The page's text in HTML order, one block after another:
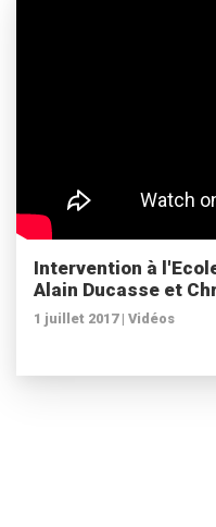
Intervention à
Alain Ducasse et
1 juillet 2017 | Vidéos